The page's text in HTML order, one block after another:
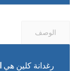
الوصف
رغدانة كلين هي